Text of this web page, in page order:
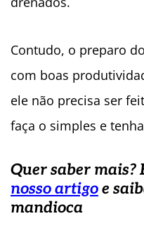
Contudo, o preparo
com boas
ele não precisa ser
faça o simples e
Quer saber mais?
nosso artigoe
mandioca